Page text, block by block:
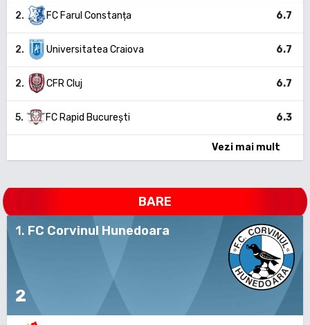
2. FC Farul Constanța 6.7
2. Universitatea Craiova 6.7
2. CFR Cluj 6.7
5. FC Rapid București 6.3
Vezi mai mult
BARE
1. FC Corvinul Hunedoara
2